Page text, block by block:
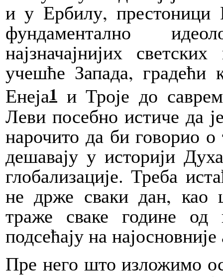
и у Ербилу, престоници
фундаментално
најзначајнијих
учешће Запада, градећи
Енеја1 и Троје до
Леви посебно истиче да
нарочито да би говорио
дешавају у историји
глобализације. Треба
не држе сваки дан, као
траже сваке године од
подсећају на
Пре него што изложимо